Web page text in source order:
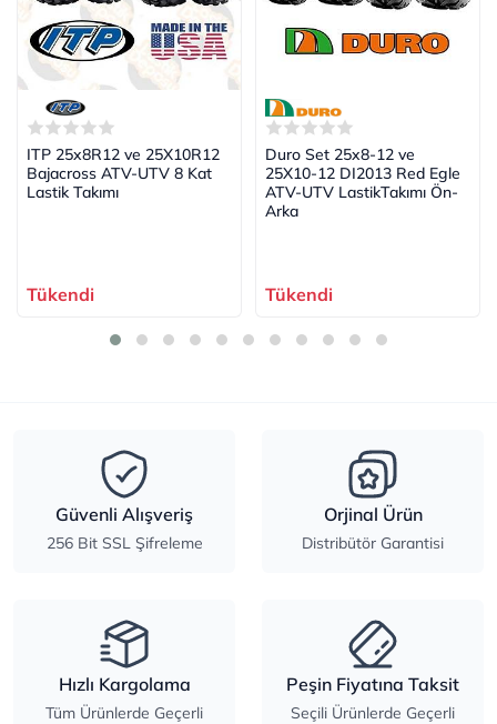
ITP 25x8R12 ve 25X10R12
Bajacross ATV-UTV 8 Kat
Lastik Takımı
Tükendi
Duro Set 25x8-12 ve
25X10-12 DI2013 Red Egle
ATV-UTV LastikTakımı Ön-
Arka
Tükendi
Güvenli Alışveriş
256 Bit SSL Şifreleme
Orjinal Ürün
Distribütör Garantisi
Hızlı Kargolama
Tüm Ürünlerde Geçerli
Peşin Fiyatına Taksit
Seçili Ürünlerde Geçerli